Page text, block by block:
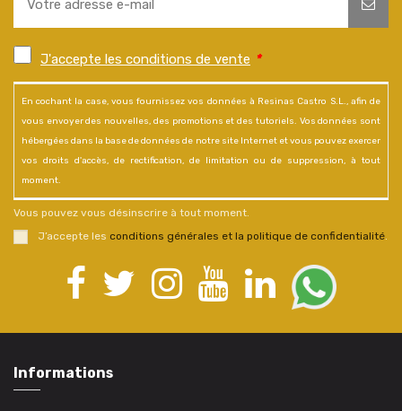
J'accepte les conditions de vente *
En cochant la case, vous fournissez vos données à Resinas Castro S.L., afin de
vous envoyer des nouvelles, des promotions et des tutoriels. Vos données sont
hébergées dans la base de données de notre site Internet et vous pouvez exercer
vos droits d'accès, de rectification, de limitation ou de suppression, à tout
moment.
Vous pouvez vous désinscrire à tout moment.
J’accepte les conditions générales et la politique de confidentialité.
Informations